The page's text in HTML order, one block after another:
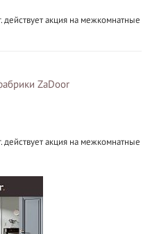
акция на межкомнатные
ZaDoor
акция на межкомнатные